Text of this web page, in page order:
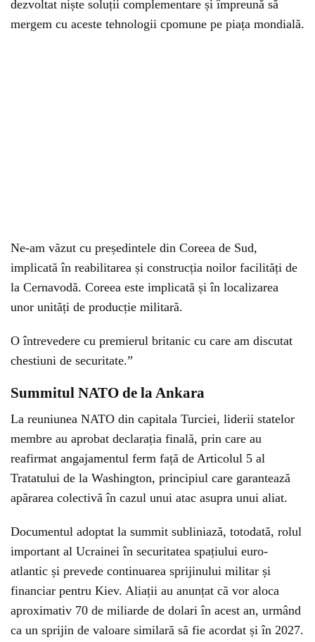
dezvoltat niște soluții complementare și împreună să
mergem cu aceste tehnologii cpomune pe piața mondială.
Ne-am văzut cu președintele din Coreea de Sud,
implicată în reabilitarea și construcția noilor facilități de
la Cernavodă. Coreea este implicată și în localizarea
unor unități de producție militară.
O întrevedere cu premierul britanic cu care am discutat
chestiuni de securitate.”
Summitul NATO de la Ankara
La reuniunea NATO din capitala Turciei, liderii statelor
membre au aprobat declarația finală, prin care au
reafirmat angajamentul ferm față de Articolul 5 al
Tratatului de la Washington, principiul care garantează
apărarea colectivă în cazul unui atac asupra unui aliat.
Documentul adoptat la summit subliniază, totodată, rolul
important al Ucrainei în securitatea spațiului euro-
atlantic și prevede continuarea sprijinului militar și
financiar pentru Kiev. Aliații au anunțat că vor aloca
aproximativ 70 de miliarde de dolari în acest an, urmând
ca un sprijin de valoare similară să fie acordat și în 2027.